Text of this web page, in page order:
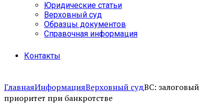
Юридические статьи
Верховный суд
Образцы документов
Справочная информация
Контакты
ГлавнаяИнформацияВерховный судВС: залоговый
приоритет при банкротстве